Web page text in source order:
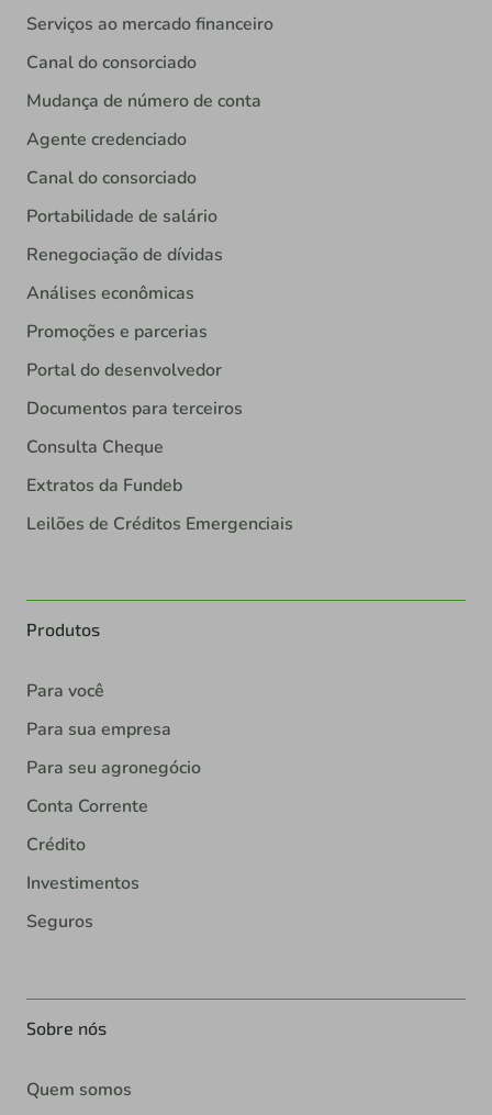
Serviços ao mercado financeiro
Canal do consorciado
Mudança de número de conta
Agente credenciado
Canal do consorciado
Portabilidade de salário
Renegociação de dívidas
Análises econômicas
Promoções e parcerias
Portal do desenvolvedor
Documentos para terceiros
Consulta Cheque
Extratos da Fundeb
Leilões de Créditos Emergenciais
Produtos
Para você
Para sua empresa
Para seu agronegócio
Conta Corrente
Crédito
Investimentos
Seguros
Sobre nós
Quem somos